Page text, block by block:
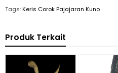
Tags:Keris Corok Pajajaran Kuno
Produk Terkait